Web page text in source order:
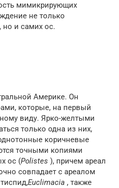
мимикрирующих
не только
и самих ос.
Америке. Он
которые, на первый
виду. Ярко-желтыми
только одна из них,
коричневые
точными копиями
ос (Polistes ), причем ареал
совпадает с ареалом
Euclimacia , также